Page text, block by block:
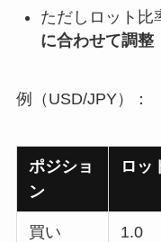
ただしロット比
に合わせて調整
例（USD/JPY）：
ポジショ
ン
ロッ
買い 1.0